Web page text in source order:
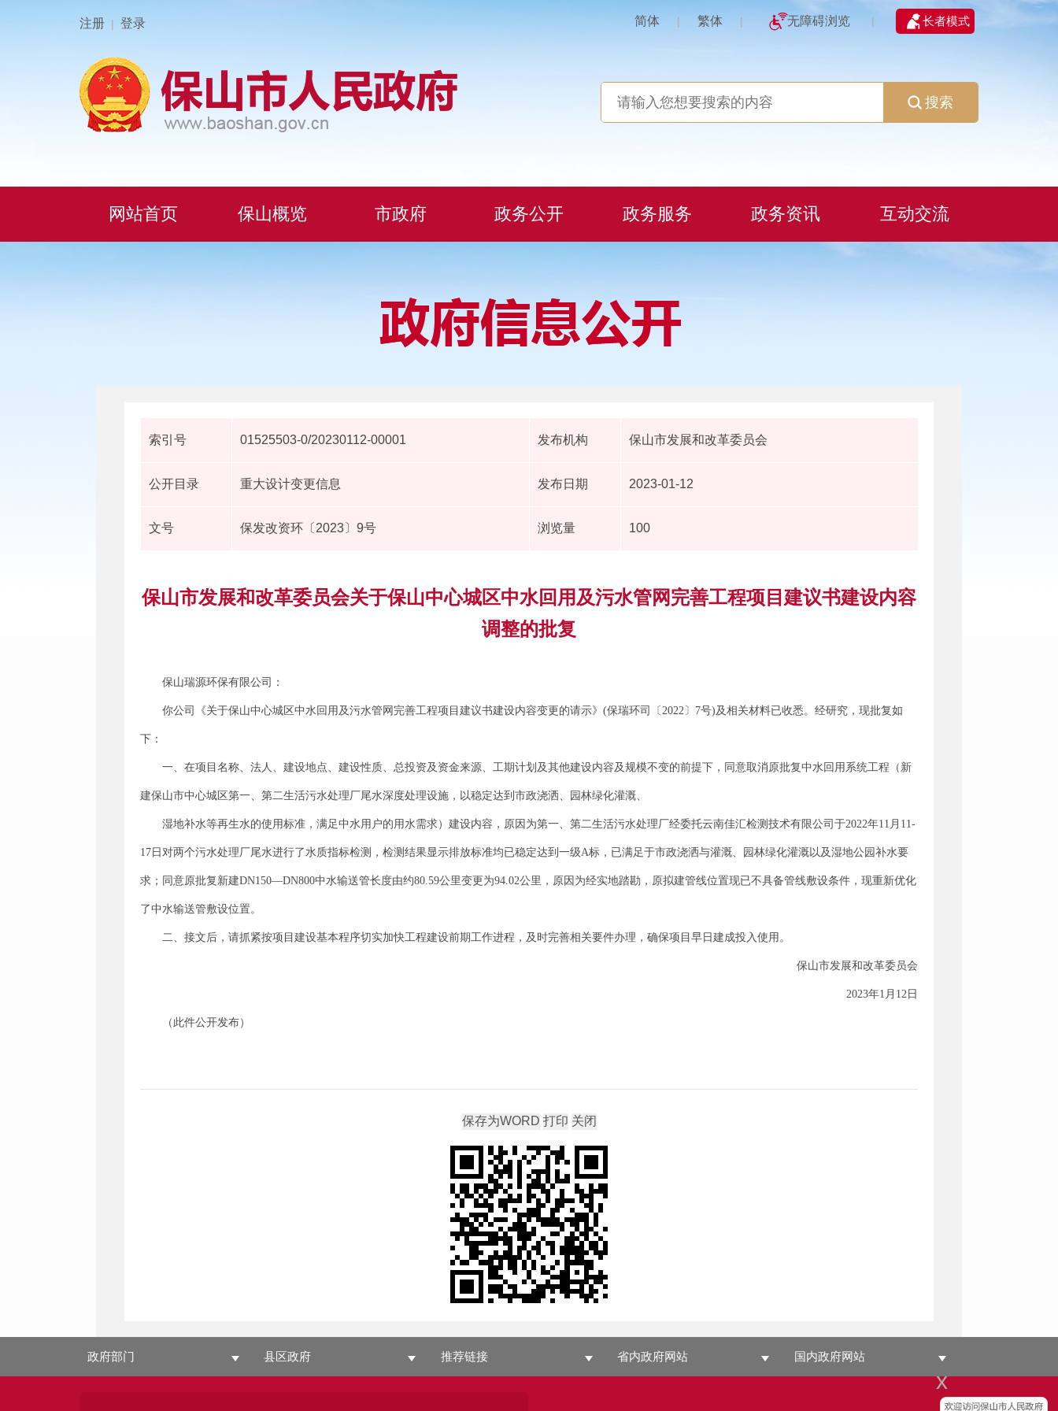
注册 | 登录 简体 | 繁体 | 无障碍浏览 | 长者模式
x
搜索
网站首页 保山概览 市政府 政务公开 政务服务 政务资讯 互动交流
索引号 01525503-0/20230112-00001 发布机构 保山市发展和改革委员会
公开目录 重大设计变更信息 发布日期 2023-01-12
文号 保发改资环〔2023〕9号 浏览量 100
保山市发展和改革委员会关于保山中心城区中水回用及污水管网完善工程项目建议书建设内容
调整的批复
保山瑞源环保有限公司：
你公司《关于保山中心城区中水回用及污水管网完善工程项目建议书建设内容变更的请示》(保瑞环司〔2022〕7号)及相关材料已收悉。经研究，现批复如
下：
一、在项目名称、法人、建设地点、建设性质、总投资及资金来源、工期计划及其他建设内容及规模不变的前提下，同意取消原批复中水回用系统工程（新
建保山市中心城区第一、第二生活污水处理厂尾水深度处理设施，以稳定达到市政浇洒、园林绿化灌溉、
湿地补水等再生水的使用标准，满足中水用户的用水需求）建设内容，原因为第一、第二生活污水处理厂经委托云南佳汇检测技术有限公司于2022年11月11-
17日对两个污水处理厂尾水进行了水质指标检测，检测结果显示排放标准均已稳定达到一级A标，已满足于市政浇洒与灌溉、园林绿化灌溉以及湿地公园补水要
求；同意原批复新建DN150—DN800中水输送管长度由约80.59公里变更为94.02公里，原因为经实地踏勘，原拟建管线位置现已不具备管线敷设条件，现重新优化
了中水输送管敷设位置。
二、接文后，请抓紧按项目建设基本程序切实加快工程建设前期工作进程，及时完善相关要件办理，确保项目早日建成投入使用。
保山市发展和改革委员会
2023年1月12日
（此件公开发布）
政府部门 县区政府 推荐链接 省内政府网站 国内政府网站